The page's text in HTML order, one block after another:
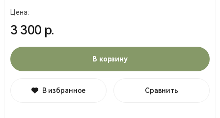
Цена:
3 300 р.
В корзину
В избранное Сравнить